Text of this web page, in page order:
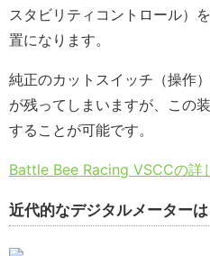
スタビリティコントロール）
置になります。
純正のカットスイッチ（操作
が残ってしまいますが、この
することが可能です。
Battle Bee Racing VSCCの詳
近代的なデジタルメーターは